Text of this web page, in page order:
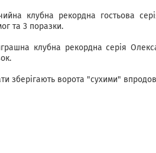
клубна рекордна гостьова
та 3 поразки.
клубна рекордна серія
зберігають ворота "сухими"